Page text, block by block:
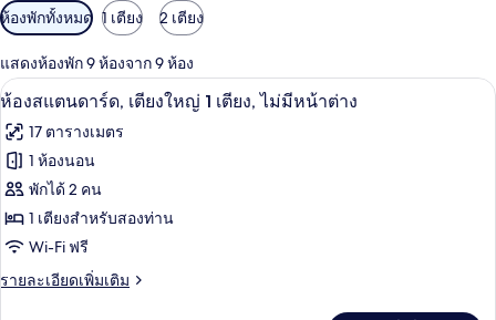
ตัว
กรอง
ที่
มี
ให้
สำหรับ
ห้อง
พัก
ห้องพักทั้งหมด 1 เตียง 2 เตียง
แสดงห้องพัก 9 ห้องจาก 9 ห้อง
เปิด
ภาพถ่าย
ทั้งหมด
ของ
ห้อง
สแตนดาร์ด,
เตียง
ห้องสแตนดาร์ด, เตียงใหญ่ 1 เตียง, ไ
8
ห้องสแตนดาร์ด, เตียงใหญ่ 1 เตียง, ไม่มีหน้าต่าง
17 ตารางเมตร
1 ห้องนอน
พักได้ 2 คน
1 เตียงสำหรับสองท่าน
Wi-Fi ฟรี
รายละเอียดเพิ่มเติม
ราย